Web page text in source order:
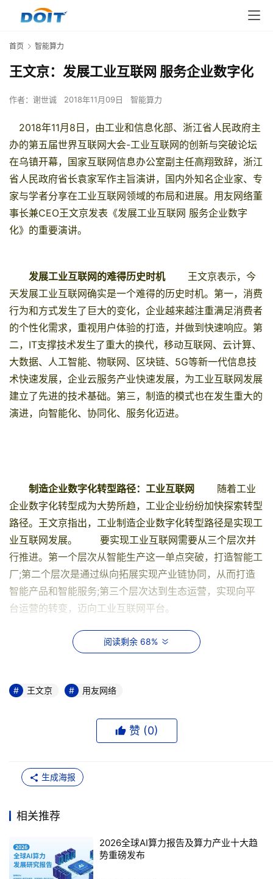
首页 智能算力
王文京：发展工业互联网 服务企业数字化
作者： 谢世诚 2018年11月09日 智能算力
2018年11月8日，由工业和信息化部、浙江省人民政府主
办的第五届世界互联网大会-工业互联网的创新与突破论坛
在乌镇开幕，国家互联网信息办公室副主任高翔致辞，浙江
省人民政府省长袁家军作主旨演讲，国内外知名企业家、专
家与学者分享在工业互联网领域的布局和进展。 用友网络董
事长兼CEO王文京发表《发展工业互联网 服务企业数字
化》的重要演讲。
发展工业互联网的难得历史时机
王文京表示，今
天发展工业互联网确实是一个难得的历史时机。第一，消费
行为和方式发生了巨大的变化，企业越来越注重满足消费者
的个性化需求，重视用户体验的打造，并做到 快速响应。第
二，IT支撑技术发生了重大的换代， 移动互联网、 云计算、
大数据、人工智能、 物联网、区块链、5G等新一代信息技
术快速发展，企业云服务产业快速发展，为工业互联网发展
建立了先进的技术基础。第三，制造的模式也在发生重大的
演进，向智能化、协同化、服务化迈进。
制造企业数字化转型路径：工业互联网
随着工业
企业数字化转型成为大势所趋，工业企业纷纷加快探索转型
路径。王文京指出，工业制造企业数字化转型路径是实现工
业互联网发展。
要实现工业互联网需要从三个层次并
行推进。第一个层次从智能生产这一单点突破，打造智能工
厂;第二个层次是通过纵向拓展实现产业链协同，从而打造
智能产品和智能服务;第三个层次达到生态运营，实现向平
台运营的转变，迈向工业互联网平台。
精智工业互联网平台助力制造企业数字化转型
富经验，其中包括众多的工业制造业客户。王文京表示，用
下，用友打造了精智工业互联网平台。作为跨行业、跨领
域、跨区域的平台，精智工业互联网平台助力工业客户迈向
益。举例而言，大西洋集团在用友的帮助下全面推进数字
化、智能化转型，实现了库存降低20%、优良品率提升2至
3%、生产人员减少50%。在节水和节气上，包括综合能耗
上带来的效果更加显著。用友助力脉链集团打造了面向其所
阅读剩余 68%
王文京 用友网络
赞 (0)
生成海报
相关推荐
2026全球AI算力报告及算力产业十大趋
势重磅发布